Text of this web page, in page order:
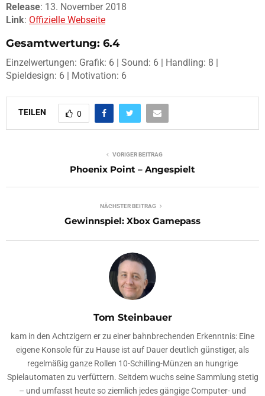
Release: 13. November 2018
Link: Offizielle Webseite
Gesamtwertung: 6.4
Einzelwertungen: Grafik: 6 | Sound: 6 | Handling: 8 |
Spieldesign: 6 | Motivation: 6
TEILEN 0
VORIGER BEITRAG
Phoenix Point – Angespielt
NÄCHSTER BEITRAG
Gewinnspiel: Xbox Gamepass
Tom Steinbauer
kam in den Achtzigern er zu einer bahnbrechenden Erkenntnis: Eine
eigene Konsole für zu Hause ist auf Dauer deutlich günstiger, als
regelmäßig ganze Rollen 10-Schilling-Münzen an hungrige
Spielautomaten zu verfüttern. Seitdem wuchs seine Sammlung stetig
– und umfasst heute so ziemlich jedes gängige Computer- und